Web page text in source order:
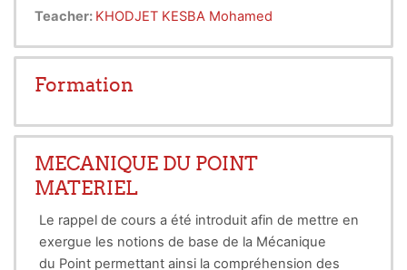
Il vise essentiellement a sensibiliser les étudiants
Teacher: KHODJET KESBA Mohamed
Formation
MECANIQUE DU POINT
MATERIEL
Le rappel de cours a été introduit afin de mettre en
exergue les notions de base de la Mécanique
du Point permettant ainsi la compréhension des